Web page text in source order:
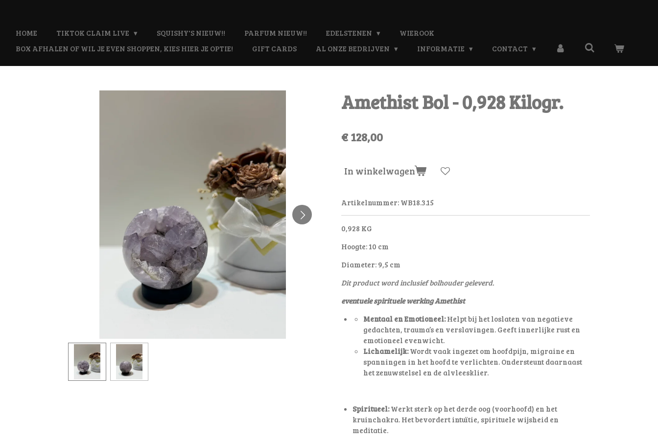
naar
hoofdinhoud
HOME TIKTOK CLAIM LIVE SQUISHY'S NIEUW!! PARFUM NIEUW!! EDELSTENEN
WIEROOK
BOX AFHALEN OF WIL JE EVEN SHOPPEN, KIES HIER JE OPTIE!
GIFT CARDS AL ONZE BEDRIJVEN INFORMATIE CONTACT
Amethist Bol - 0,928 Kilogr.
€ 128,00
In winkelwagen
Artikelnummer: WB18.3.15
0,928 KG
Hoogte: 10 cm
Diameter: 9,5 cm
Dit product word inclusief bolhouder geleverd.
eventuele spirituele werking Amethist
Mentaal en Emotioneel:Helpt bij het loslaten van negatieve
gedachten, trauma’s en verslavingen. Geeft innerlijke rust en
emotioneel evenwicht.
Lichamelijk:Wordt vaak ingezet om hoofdpijn, migraine en
spanningen in het hoofd te verlichten. Ondersteunt daarnaast
het zenuwstelsel en de alvleesklier.
Spiritueel:Werkt sterk op het derde oog (voorhoofd) en het
kruinchakra. Het bevordert intuïtie, spirituele wijsheid en
meditatie.